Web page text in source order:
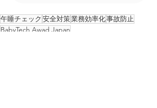
午睡チェック 安全対策業務効率化事故防止
BabyTech Awad Japan